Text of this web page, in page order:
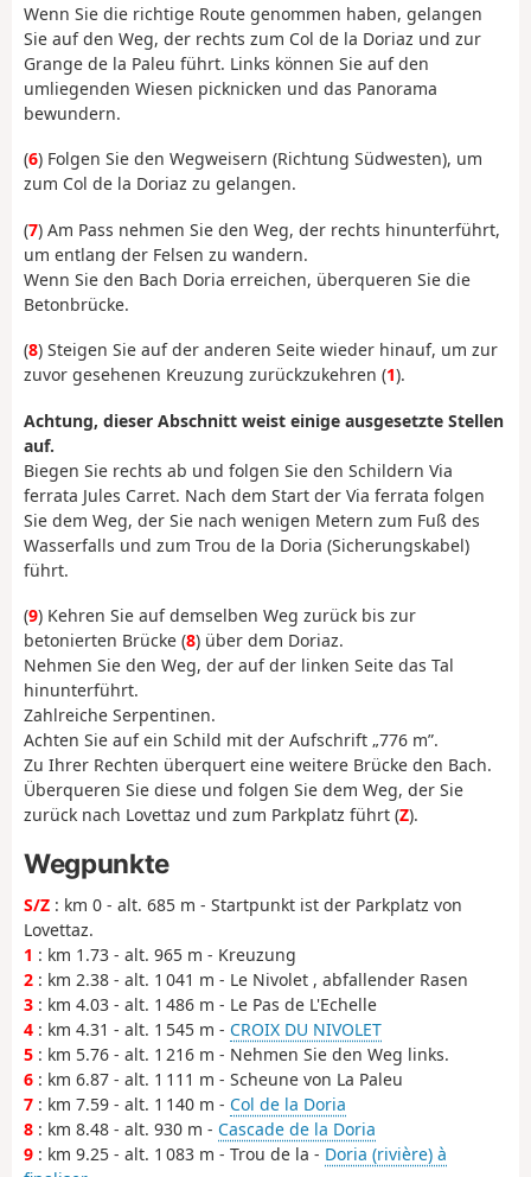
Wenn Sie die richtige Route genommen haben, gelangen
Sie auf den Weg, der rechts zum Col de la Doriaz und zur
Grange de la Paleu führt. Links können Sie auf den
umliegenden Wiesen picknicken und das Panorama
bewundern.
(6) Folgen Sie den Wegweisern (Richtung Südwesten), um
zum Col de la Doriaz zu gelangen.
(7) Am Pass nehmen Sie den Weg, der rechts hinunterführt,
um entlang der Felsen zu wandern.
Wenn Sie den Bach Doria erreichen, überqueren Sie die
Betonbrücke.
(8) Steigen Sie auf der anderen Seite wieder hinauf, um zur
zuvor gesehenen Kreuzung zurückzukehren (1).
Achtung, dieser Abschnitt weist einige ausgesetzte Stellen
auf.
Biegen Sie rechts ab und folgen Sie den Schildern Via
ferrata Jules Carret. Nach dem Start der Via ferrata folgen
Sie dem Weg, der Sie nach wenigen Metern zum Fuß des
Wasserfalls und zum Trou de la Doria (Sicherungskabel)
führt.
(9) Kehren Sie auf demselben Weg zurück bis zur
betonierten Brücke (8) über dem Doriaz.
Nehmen Sie den Weg, der auf der linken Seite das Tal
hinunterführt.
Zahlreiche Serpentinen.
Achten Sie auf ein Schild mit der Aufschrift „776 m”.
Zu Ihrer Rechten überquert eine weitere Brücke den Bach.
Überqueren Sie diese und folgen Sie dem Weg, der Sie
zurück nach Lovettaz und zum Parkplatz führt (Z).
Wegpunkte
S/Z : km 0 - alt. 685 m - Startpunkt ist der Parkplatz von
Lovettaz.
1 : km 1.73 - alt. 965 m - Kreuzung
2 : km 2.38 - alt. 1 041 m - Le Nivolet , abfallender Rasen
3 : km 4.03 - alt. 1 486 m - Le Pas de L'Echelle
4 : km 4.31 - alt. 1 545 m - CROIX DU NIVOLET
5 : km 5.76 - alt. 1 216 m - Nehmen Sie den Weg links.
6 : km 6.87 - alt. 1 111 m - Scheune von La Paleu
7 : km 7.59 - alt. 1 140 m - Col de la Doria
8 : km 8.48 - alt. 930 m - Cascade de la Doria
9 : km 9.25 - alt. 1 083 m - Trou de la - Doria (rivière) à